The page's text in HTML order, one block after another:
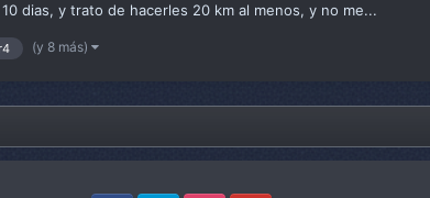
dias, y trato de hacerles 20 km al menos, y no me...
(y 8 más)